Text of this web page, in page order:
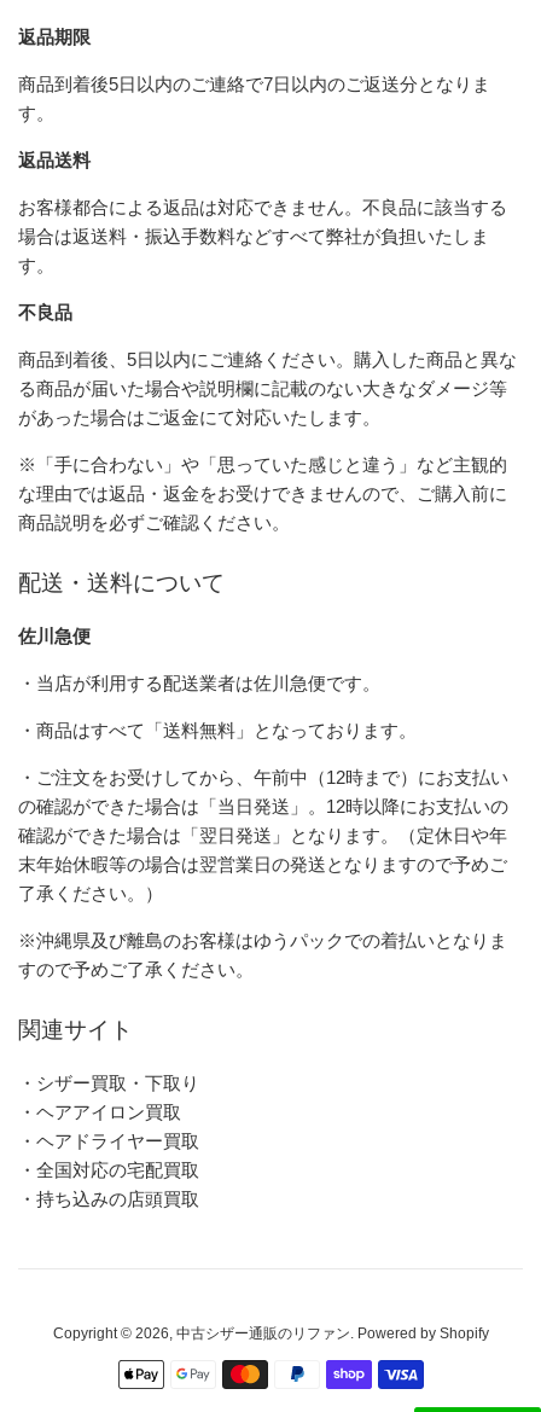
返品期限
商品到着後5日以内のご連絡で7日以内のご返送分となりま
す。
返品送料
お客様都合による返品は対応できません。不良品に該当する
場合は返送料・振込手数料などすべて弊社が負担いたしま
す。
不良品
商品到着後、5日以内にご連絡ください。購入した商品と異な
る商品が届いた場合や説明欄に記載のない大きなダメージ等
があった場合はご返金にて対応いたします。
※「手に合わない」や「思っていた感じと違う」など主観的
な理由では返品・返金をお受けできませんので、ご購入前に
商品説明を必ずご確認ください。
配送・送料について
佐川急便
・当店が利用する配送業者は佐川急便です。
・商品はすべて「送料無料」となっております。
・ご注文をお受けしてから、午前中（12時まで）にお支払い
の確認ができた場合は「当日発送」。12時以降にお支払いの
確認ができた場合は「翌日発送」となります。（定休日や年
末年始休暇等の場合は翌営業日の発送となりますので予めご
了承ください。）
※沖縄県及び離島のお客様はゆうパックでの着払いとなりま
すので予めご了承ください。
関連サイト
・シザー買取・下取り
・ヘアアイロン買取
・ヘアドライヤー買取
・全国対応の宅配買取
・持ち込みの店頭買取
Copyright © 2026, 中古シザー通販のリファン. Powered by Shopify